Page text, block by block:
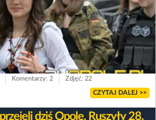
Komentarzy: 2 Zdjęć: 22
CZYTAJ DALEJ >>
dziś Opole. Ruszyły 28.